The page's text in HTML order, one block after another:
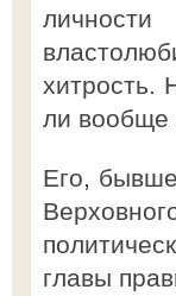
хитрость.
ли вообще
Его,
главы